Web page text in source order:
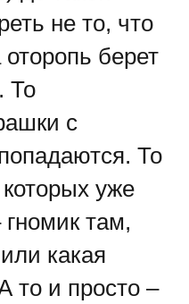
не то, что
берет
То
с
То
уже
гномик там,
какая
то и просто –